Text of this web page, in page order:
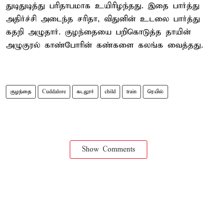
துடிதுடித்து பரிதாபமாக உயிரிழந்தது. இதை பார்த்து
அதிர்ச்சி அடைந்த சரிதா, விதுனின் உடலை பார்த்து
கதறி அழுதார். குழந்தையை பறிகொடுத்த தாயின்
அழுகுரல் காண்போரின் கண்களை கலங்க வைத்தது.
குழந்தை Cuddalore கடலூர் child train ரெயில்
Show Comments